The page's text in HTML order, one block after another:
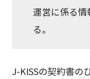
運営に係る
る。
J-KISSの契約書の